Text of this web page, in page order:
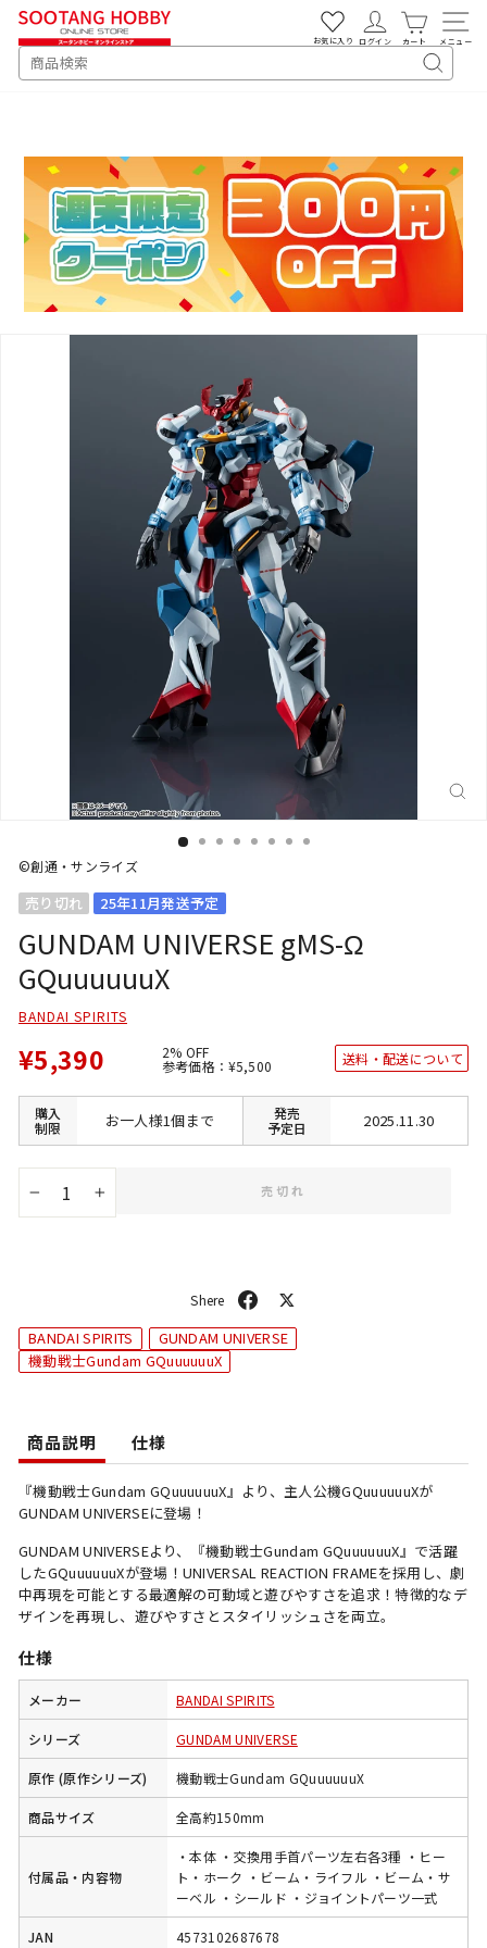
SEARCH
キ
ー
ド
検
索
お気に入り ログイン カート メニュー
©創通・サンライズ
売り切れ 25年11月発送予定
GUNDAM UNIVERSE gMS-Ω
GQuuuuuuX
BANDAI SPIRITS
¥5,390 2% OFF
参考価格：通
価
¥5,500
格
送料・配送について
購入
制限
お一人様1個まで
発売
予定日
2025.11.30
+
売切れ
シ
ア
BANDAI SPIRITS
GUNDAM UNIVERSE
機動戦士Gundam GQuuuuuuX
商品説明 仕様
『機動戦士Gundam GQuuuuuuX』より、主人公機GQuuuuuuXが
GUNDAM UNIVERSEに登場！
GUNDAM UNIVERSEより、『機動戦士Gundam GQuuuuuuX』で活躍
したGQuuuuuuXが登場！UNIVERSAL REACTION FRAMEを採用し、劇
中再現を可能とする最適解の可動域と遊びやすさを追求！特徴的なデ
ザインを再現し、遊びやすさとスタイリッシュさを両立。
仕様
メーカー BANDAI SPIRITS
シリーズ GUNDAM UNIVERSE
原作 (原作シリーズ) 機動戦士Gundam GQuuuuuuX
商品サイズ 全高約150mm
付属品・内容物
・本体 ・交換用手首パーツ左右各3種 ・ヒー
ト・ホーク ・ビーム・ライフル ・ビーム・サ
ーベル ・シールド ・ジョイントパーツ一式
JAN 4573102687678